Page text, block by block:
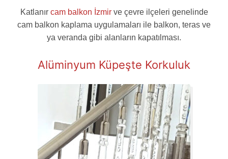
Katlanır cam balkon İzmirve çevre ilçeleri genelinde
cam balkon kaplama uygulamaları ile balkon, teras ve
ya veranda gibi alanların kapatılması.
Alüminyum Küpeşte Korkuluk